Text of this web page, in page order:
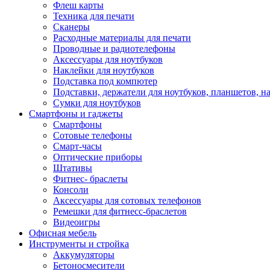
Флеш карты
Техника для печати
Сканеры
Расходные материалы для печати
Проводные и радиотелефоны
Аксессуары для ноутбуков
Наклейки для ноутбуков
Подставка под компютер
Подставки, держатели для ноутбуков, планшетов,
Сумки для ноутбуков
Смартфоны и гаджеты
Смартфоны
Сотовые телефоны
Смарт-часы
Оптические приборы
Штативы
Фитнес- браслеты
Консоли
Аксессуары для сотовых телефонов
Ремешки для фитнесс-браслетов
Видеоигры
Офисная мебель
Инструменты и стройка
Аккумуляторы
Бетоносмесители